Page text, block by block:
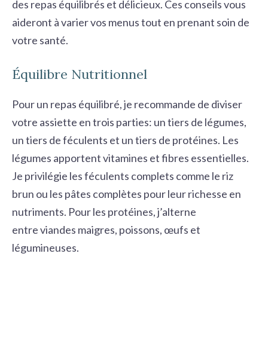
des repas équilibrés et délicieux. Ces conseils vous
aideront à varier vos menus tout en prenant soin de
votre santé.
Équilibre Nutritionnel
Pour un repas équilibré, je recommande de diviser
votre assiette en trois parties: un tiers de légumes,
un tiers de féculents et un tiers de protéines. Les
légumes apportent vitamines et fibres essentielles.
Je privilégie les féculents complets comme le riz
brun ou les pâtes complètes pour leur richesse en
nutriments. Pour les protéines, j’alterne
entre viandes maigres, poissons, œufs et
légumineuses.